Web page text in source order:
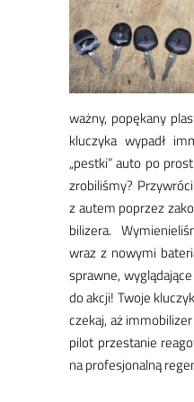
waż­ny, po­pę­ka­ny
klu­czy­ka wy­padł
„pest­ki” au­to po
zro­bi­li­śmy?
z au­tem po­przez
bi­li­zera.
wraz z no­wy­mi
spraw­ne,
do ak­cji! ​Two­je
cze­kaj, aż
pi­lot prze­sta­nie
na pro­fe­sjo­nal­ną